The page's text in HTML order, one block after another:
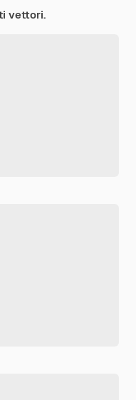
vettori.